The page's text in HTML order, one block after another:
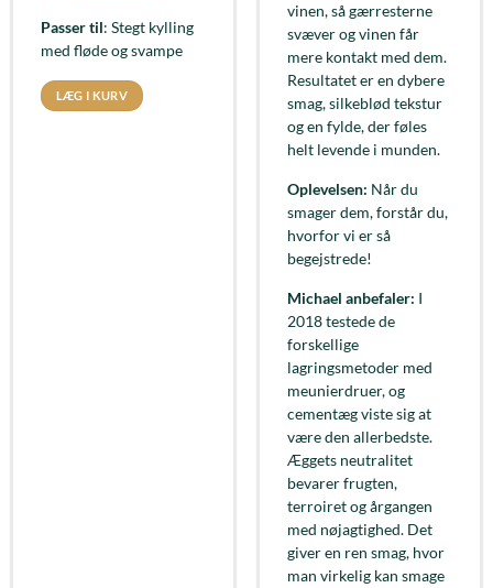
Passer til: Stegt kylling
med fløde og svampe
LÆG I KURV
vinen, så gærresterne
svæver og vinen får
mere kontakt med dem.
Resultatet er en dybere
smag, silkeblød tekstur
og en fylde, der føles
helt levende i munden.
Oplevelsen: Når du
smager dem, forstår du,
hvorfor vi er så
begejstrede!
Michael anbefaler: I
2018 testede de
forskellige
lagringsmetoder med
meunierdruer, og
cementæg viste sig at
være den allerbedste.
Æggets neutralitet
bevarer frugten,
terroiret og årgangen
med nøjagtighed. Det
giver en ren smag, hvor
man virkelig kan smage